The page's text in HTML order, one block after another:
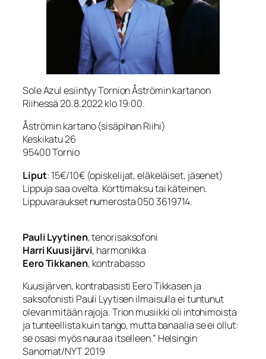
Sole Azul esiintyy Tornion Åströmin kartanon
Riihessä 20.8.2022 klo 19:00.
Åströmin kartano (sisäpihan Riihi)
Keskikatu 26
95400 Tornio
Liput: 15€/10€ (opiskelijat, eläkeläiset, jäsenet)
Lippuja saa ovelta. Korttimaksu tai käteinen.
Lippuvaraukset numerosta 050 3619714.
Pauli Lyytinen, tenorisaksofoni
Harri Kuusijärvi, harmonikka
Eero Tikkanen, kontrabasso
Kuusijärven, kontrabasisti Eero Tikkasen ja
saksofonisti Pauli Lyytisen ilmaisulla ei tuntunut
olevan mitään rajoja. Trion musiikki oli intohimoista
ja tunteellista kuin tango, mutta banaalia se ei ollut:
se osasi myös nauraa itselleen.” Helsingin
Sanomat/NYT 2019